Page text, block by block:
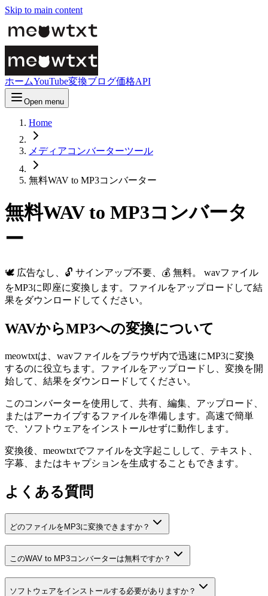
Skip to main content
ホームYouTube変換ブログ価格API
Open menu
Home
メディアコンバーターツール
無料WAV to MP3コンバーター
無料WAV to MP3コンバータ
ー
🕊️ 広告なし、🔓 サインアップ不要、💰 無料。 wavファイル
をMP3に即座に変換します。ファイルをアップロードして結
果をダウンロードしてください。
WAVからMP3への変換について
meowtxtは、wavファイルをブラウザ内で迅速にMP3に変換
するのに役立ちます。ファイルをアップロードし、変換を開
始して、結果をダウンロードしてください。
このコンバーターを使用して、共有、編集、アップロード、
またはアーカイブするファイルを準備します。高速で簡単
で、ソフトウェアをインストールせずに動作します。
変換後、meowtxtでファイルを文字起こしして、テキスト、
字幕、またはキャプションを生成することもできます。
よくある質問
どのファイルをMP3に変換できますか？
このWAV to MP3コンバーターは無料ですか？
ソフトウェアをインストールする必要がありますか？